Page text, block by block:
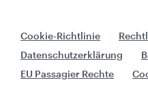
Cookie-Richtlinie
Datenschutzerklärung
EU Passagier Rechte